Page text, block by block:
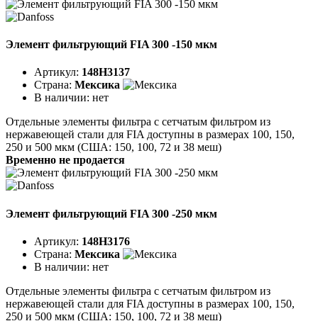
Элемент фильтрующий FIA 300 -150 мкм
Артикул: 148H3137
Страна: Мексика
В наличии: нет
Отдельные элементы фильтра с сетчатым фильтром из
нержавеющей стали для FIA доступны в размерах 100, 150,
250 и 500 мкм (США: 150, 100, 72 и 38 меш)
Временно не продается
Элемент фильтрующий FIA 300 -250 мкм
Артикул: 148H3176
Страна: Мексика
В наличии: нет
Отдельные элементы фильтра с сетчатым фильтром из
нержавеющей стали для FIA доступны в размерах 100, 150,
250 и 500 мкм (США: 150, 100, 72 и 38 меш)